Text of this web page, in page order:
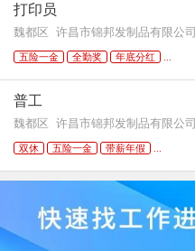
打印员
魏都区 许昌市锦邦发制品有限公司
五险一金 全勤奖 年底分红
普工
魏都区 许昌市锦邦发制品有限公司
双休 五险一金 带薪年假